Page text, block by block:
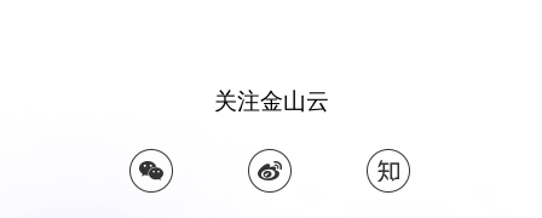
关注金山云